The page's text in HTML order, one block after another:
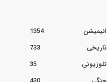
انیمیشن
1354
تاریخی
733
تلوزیونی
35